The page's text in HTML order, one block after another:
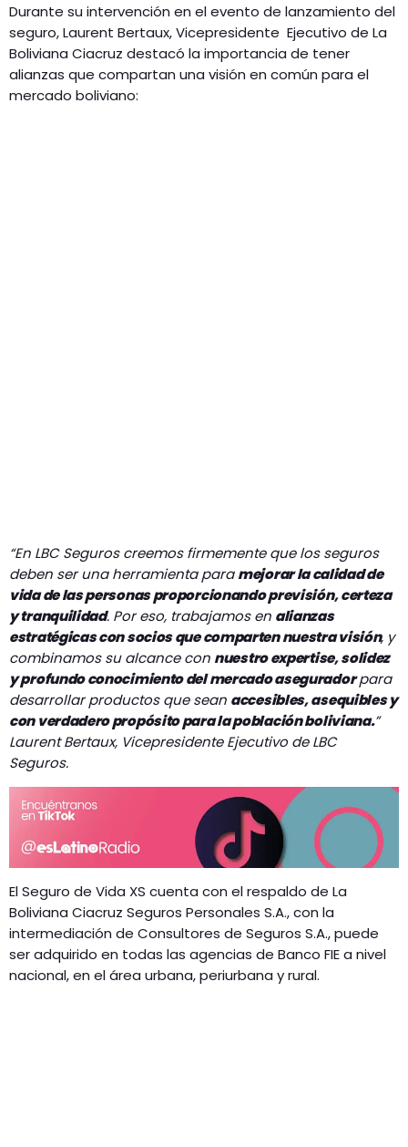
Durante su intervención en el evento de lanzamiento del
seguro, Laurent Bertaux, Vicepresidente Ejecutivo de La
Boliviana Ciacruz destacó la importancia de tener
alianzas que compartan una visión en común para el
mercado boliviano:
“En LBC Seguros creemos firmemente que los seguros
deben ser una herramienta paramejorar la calidad de
vida de las personas proporcionando previsión, certeza
y tranquilidad. Por eso, trabajamos en alianzas
estratégicas con socios que comparten nuestra visión, y
combinamos su alcance con nuestro expertise, solidez
y profundo conocimiento del mercado aseguradorpara
desarrollar productos que sean accesibles, asequibles y
con verdadero propósito para la población boliviana.”
Laurent Bertaux, Vicepresidente Ejecutivo de LBC
Seguros.
El Seguro de Vida XS cuenta con el respaldo de La
Boliviana Ciacruz Seguros Personales S.A., con la
intermediación de Consultores de Seguros S.A., puede
ser adquirido en todas las agencias de Banco FIE a nivel
nacional, en el área urbana, periurbana y rural.